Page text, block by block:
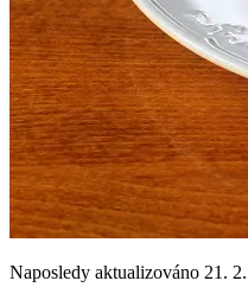
Naposledy aktualizováno 21.